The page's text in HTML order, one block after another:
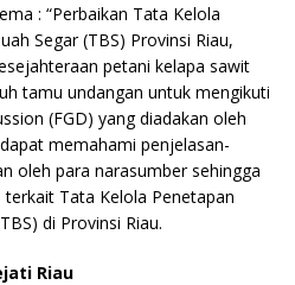
: “Perbaikan Tata Kelola
Segar (TBS) Provinsi Riau,
petani kelapa sawit
tamu undangan untuk mengikuti
(FGD) yang diadakan oleh
memahami penjelasan-
oleh para narasumber sehingga
Tata Kelola Penetapan
di Provinsi Riau.
Riau